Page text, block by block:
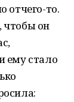
отчего-то.
чтобы он
ему стало